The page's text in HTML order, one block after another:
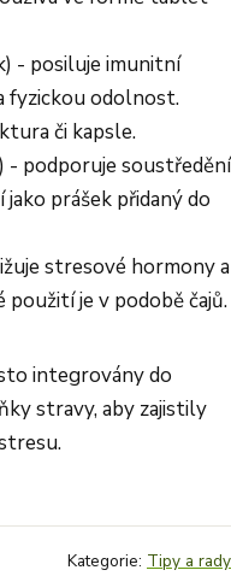
- posiluje imunitní
fyzickou odolnost.
či kapsle.
- podporuje soustředění
jako prášek přidaný do
stresové hormony a
je v podobě čajů.
integrovány do
stravy, aby zajistily
Kategorie: Tipy a rady